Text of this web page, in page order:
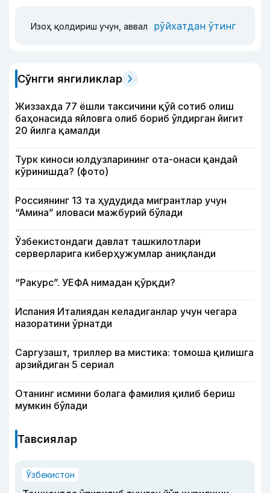
Изоҳ қолдириш учун, аввал рўйхатдан ўтинг
Сўнгги янгиликлар
Жиззахда 77 ёшли таксичини қўй сотиб олиш
баҳонасида яйловга олиб бориб ўлдирган йигит
20 йилга қамалди
Турк киноси юлдузларининг ота-онаси қандай
кўринишда? (фото)
Россиянинг 13 та ҳудудида мигрантлар учун
“Амина” иловаси мажбурий бўлади
Ўзбекистондаги давлат ташкилотлари
серверларига киберҳужумлар аниқланди
“Ракурс”. УЕФА нимадан қўрқди?
Испания Италиядан келадиганлар учун чегара
назоратини ўрнатди
Саргузашт, триллер ва мистика: томоша қилишга
арзийдиган 5 сериал
Отанинг исмини болага фамилия қилиб бериш
мумкин бўлади
Тавсиялар
Ўзбекистон